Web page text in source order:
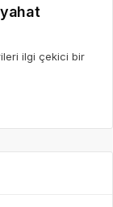
ilgi çekici bir